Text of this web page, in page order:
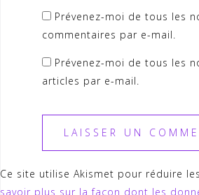
Prévenez-moi de tous les
commentaires par e-mail.
Prévenez-moi de tous les
articles par e-mail.
Ce site utilise Akismet pour réduire
savoir plus sur la façon dont les